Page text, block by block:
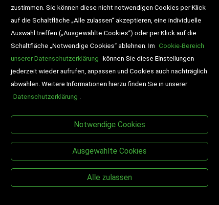
Veranstaltungen
BESUCHEN SIE UNS
zustimmen. Sie können diese nicht notwendigen Cookies per Klick
auf die Schaltfläche „Alle zulassen“ akzeptieren, eine individuelle
Auswahl treffen („Ausgewählte Cookies“) oder per Klick auf die
Schaltfläche „Notwendige Cookies“ ablehnen. Im Cookie-Bereich
unserer Datenschutzerklärung können Sie diese Einstellungen
jederzeit wieder aufrufen, anpassen und Cookies auch nachträglich
abwählen. Weitere Informationen hierzu finden Sie in unserer
Datenschutzerklärung
Notwendige Cookies
Ausgewählte Cookies
Alle zulassen